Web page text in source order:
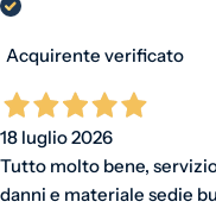
Acquirente verificato
18 luglio 2026
Tutto molto bene,
danni e materiale sedie